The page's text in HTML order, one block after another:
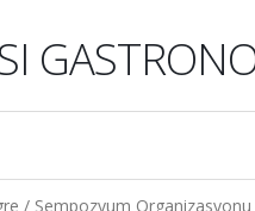
/ Sempozyum Organizasyonu